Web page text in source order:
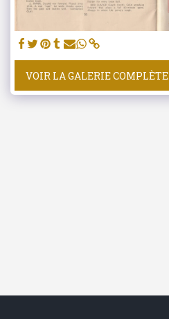
VOIR LA GALERIE COMPLÈTE